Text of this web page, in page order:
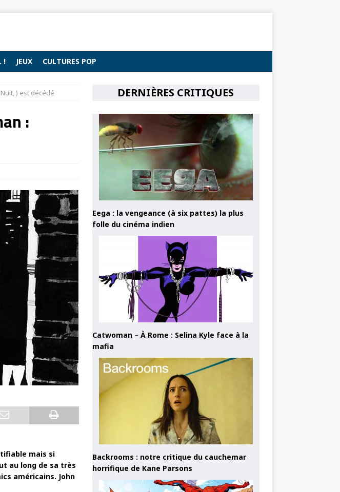
! JEUX CULTURES POP
Nuit, ) est décédé
:
mais si
au long de sa très
américains. John
DERNIÈRES CRITIQUES
Eega : la vengeance (à six pattes) la plus
folle du cinéma indien
Catwoman – À Rome : Selina Kyle face à la
mafia
Backrooms : notre critique du cauchemar
horrifique de Kane Parsons